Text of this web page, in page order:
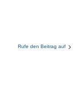
Rufe den Beitrag auf